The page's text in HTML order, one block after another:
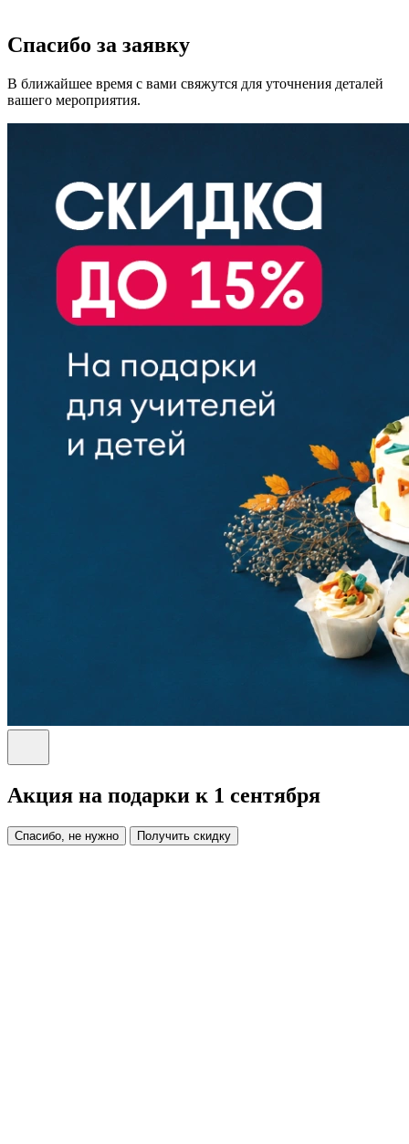
Спасибо за заявку
В ближайшее время с вами свяжутся для уточнения деталей
вашего мероприятия.
Акция на подарки к 1 сентября
Спасибо, не нужно Получить скидку